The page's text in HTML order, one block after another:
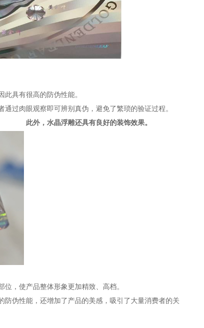
具有很高的防伪性能。
过肉眼观察即可辨别真伪，避免了繁琐的验证过程。
此外，水晶浮雕还具有良好的装饰效果。
，使产品整体形象更加精致、高档。
伪性能，还增加了产品的美感，吸引了大量消费者的关